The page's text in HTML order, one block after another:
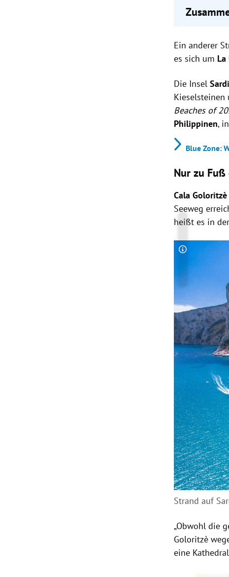
Der
und den
erhalten
Ein anderer
es sich um La
Die Insel
Beaches of
Philippinen,
Blue Zone:
Nur zu
Cala Goloritzè
Seeweg
heißt es in
Copyright-
Strand auf
„Obwohl die
Goloritzè
eine